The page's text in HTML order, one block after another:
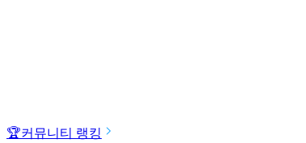
🏆커뮤니티 랭킹